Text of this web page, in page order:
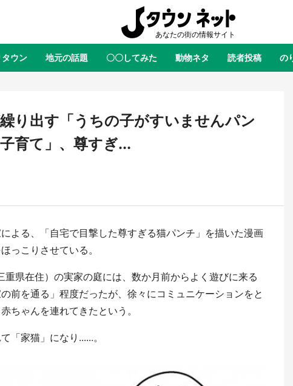
全国 全国
東北 青森 岩手 宮城
関東
中国 鳥取 島根 岡山
九州 福岡 佐賀 長崎
ウン 地元の話題 〇〇してみた 動物ネタ 読者投稿 の
×二次元 絶景 あの時はありがとう 物語がはじまる町へ
服！？ 県公式プロモ動画で「聖地」
『薬屋のひとりごと』の〝舞
／1～10／26】
もっとみる
り出す「うちの子がすいませんパン
育て」、尊すぎ...
よる、「自宅で目撃した尊すぎる猫パンチ」を描いた漫画
っこりさせている。
県在住）の実家の庭には、数か月前からよく遊びに来る
前を通る」程度だったが、徐々にコミュニケーションをと
ちゃんを連れてきたという。
「家猫」になり......。